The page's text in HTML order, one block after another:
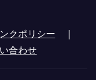
クポリシー ｜
合わせ